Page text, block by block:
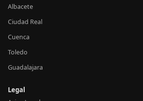
Albacete
Ciudad Real
Cuenca
Toledo
Guadalajara
Legal